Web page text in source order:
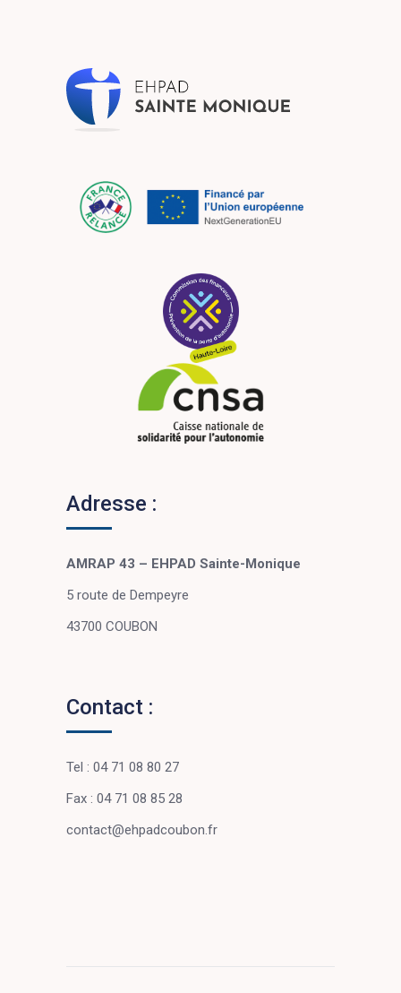
Adresse :
AMRAP 43 – EHPAD Sainte-Monique
5 route de Dempeyre
43700 COUBON
Contact :
Tel : 04 71 08 80 27
Fax : 04 71 08 85 28
contact@ehpadcoubon.fr